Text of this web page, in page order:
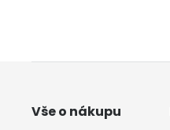
Vše o nákupu